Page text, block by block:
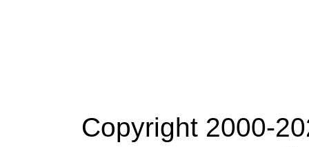
Copyright 2000-